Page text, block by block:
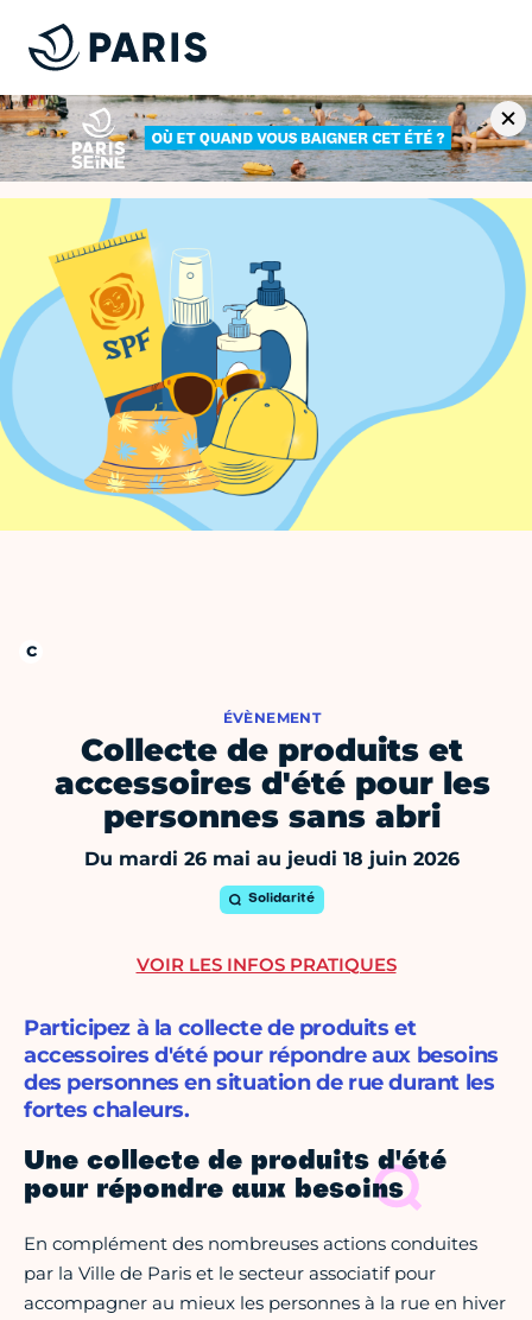
ÉVÈNEMENT
Collecte de produits et
accessoires d'été pour les
personnes sans abri
Du mardi 26 mai au jeudi 18 juin 2026
Solidarité
Participez à la collecte de produits et
accessoires d'été pour répondre aux besoins
des personnes en situation de rue durant les
fortes chaleurs.
Une collecte de produits d'été
pour répondre aux besoins
En complément des nombreuses actions conduites
par la Ville de Paris et le secteur associatif pour
accompagner au mieux les personnes à la rue en hiver
VOIR LES INFOS PRATIQUES